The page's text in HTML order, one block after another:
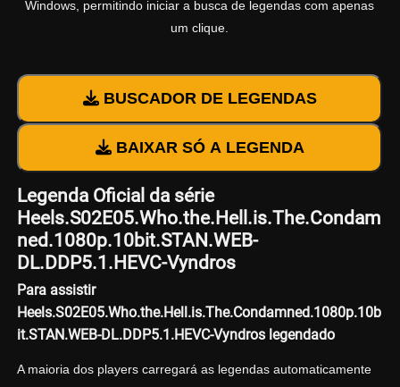
Windows, permitindo iniciar a busca de legendas com apenas
um clique.
BUSCADOR DE LEGENDAS
BAIXAR SÓ A LEGENDA
Legenda Oficial da série
Heels.S02E05.Who.the.Hell.is.The.Condam
ned.1080p.10bit.STAN.WEB-
DL.DDP5.1.HEVC-Vyndros
Para assistir
Heels.S02E05.Who.the.Hell.is.The.Condamned.1080p.10b
it.STAN.WEB-DL.DDP5.1.HEVC-Vyndros legendado
A maioria dos players carregará as legendas automaticamente